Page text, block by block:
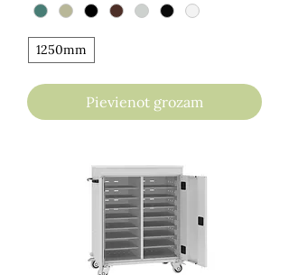
1250mm
Pievienot grozam